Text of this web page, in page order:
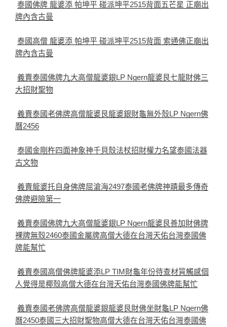
泰國佛牌 龍婆添 帕坤平 碰派坤平2515背面五芒星 正廟出
牌內含古曼
泰國高僧 龍婆添 帕坤平 碰派坤平2515背面 索通佛正廟出
牌內含古曼
義賣泰國佛牌九大高僧龍婆銀LP Ngern龍婆艮七龍財佛三
大招財聖物
義賣泰國老佛牌高僧龍婆艮龍婆銀財龜無外殼LP Ngern佛
曆2456
泰國金剛杵四面神象神千貝殼法杖招財權力名望泰國法器
古文物
義賣龍婆托自身佛牌屈滄海2497泰國老佛牌神蹟最多傳奇
佛牌避險第一
義賣泰國佛牌九大高僧龍婆銀LP Ngern龍婆艮善加財佛牌
裸牌無殼2460泰國金屬牌高僧大德在台灣天佑台灣泰國佛
牌能幫忙
義賣泰國高僧佛牌龍婆添LP TIM財龜年份待查材質觸感個
人覺得是椰殼高僧大德在台灣天佑台灣泰國佛牌能幫忙
義賣泰國老佛牌高僧龍婆銀龍婆艮財佛坐財龜LP Ngern佛
曆2450泰國三大招財聖物高僧大德在台灣天佑台灣泰國佛